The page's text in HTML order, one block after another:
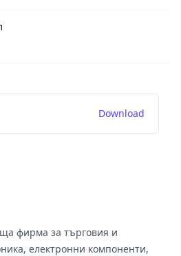
Download
фирма за търговия и
електронни компоненти,